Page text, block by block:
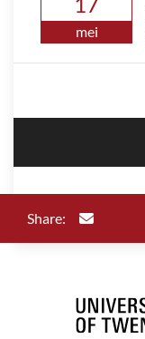
mei
Share: